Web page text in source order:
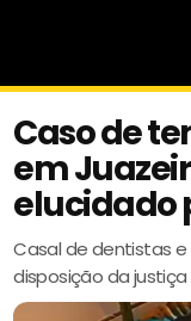
Caso de
em
elucidado
Casal de dentistas
disposição da justiça